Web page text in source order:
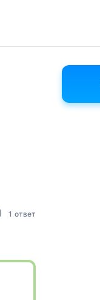
1 ответ